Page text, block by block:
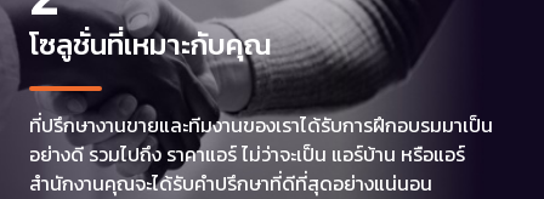
โซลูชั่นที่เหมาะกับคุณ
ที่ปรึกษางานขายและทีมงานของเราได้รับการฝึกอบรมมาเป็น
อย่างดี รวมไปถึง ราคาแอร์ ไม่ว่าจะเป็น แอร์บ้าน หรือแอร์
สำนักงานคุณจะได้รับคำปรึกษาที่ดีที่สุดอย่างแน่นอน